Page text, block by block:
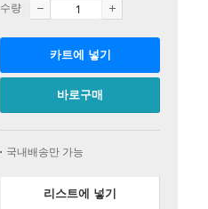
수량
카트에 넣기
바로구매
국내배송만 가능
리스트에 넣기